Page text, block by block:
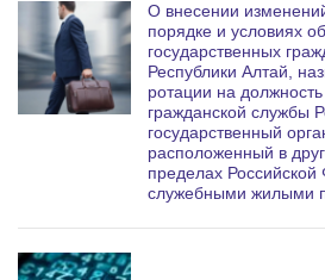
О внесении
порядке и условиях
государственных
Республики Алтай,
ротации на
гражданской службы
государственный
расположенный в
пределах
служебными жилыми